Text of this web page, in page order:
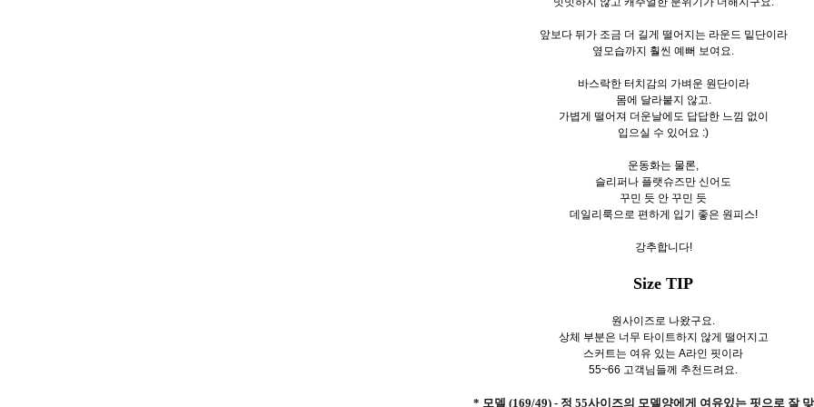
앞보다 뒤가 조금 더 길게 떨어지는 라운드 밑단이라
옆모습까지 훨씬 예뻐 보여요.
바스락한 터치감의 가벼운 원단이라
몸에 달라붙지 않고.
가볍게 떨어져 더운날에도 답답한 느낌 없이
입으실 수 있어요 :)
운동화는 물론,
슬리퍼나 플랫슈즈만 신어도
꾸민 듯 안 꾸민 듯
데일리룩으로 편하게 입기 좋은 원피스!
강추합니다!
Size TIP
원사이즈로 나왔구요.
상체 부분은 너무 타이트하지 않게 떨어지고
스커트는 여유 있는 A라인 핏이라
55~66 고객님들께 추천드려요.
* 모델 (169/49) - 정 55사이즈의 모델양에게 여유있는 핏으로 잘